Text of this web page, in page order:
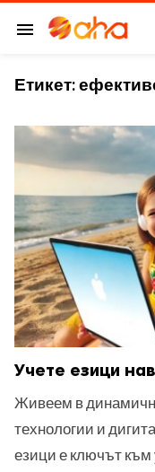
menu
Етикет:
Учете езици
Живеем в
технологии и
езици е ключът към